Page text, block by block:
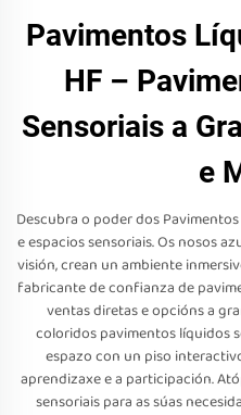
Pavimentos
HF –
Sensoriais a
e
Descubra o poder dos
e espacios sensoriais. Os nosos
visión, crean un ambiente
fabricante de confianza de
ventas diretas e opcións a
coloridos pavimentos líquidos
espazo con un piso
aprendizaxe e a participación.
sensoriais para as súas